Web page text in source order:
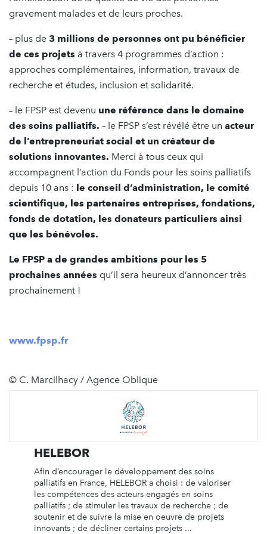
gravement malades et de leurs proches.
– plus de 3 millions de personnes ont pu bénéficier
de ces projets à travers 4 programmes d’action :
approches complémentaires, information, travaux de
recherche et études, inclusion et solidarité.
– le FPSP est devenu une référence dans le domaine
des soins palliatifs. – le FPSP s’est révélé être un acteur
de l’entrepreneuriat social et un créateur de
solutions innovantes. Merci à tous ceux qui
accompagnent l’action du Fonds pour les soins palliatifs
depuis 10 ans : le conseil d’administration, le comité
scientifique, les partenaires entreprises, fondations,
fonds de dotation, les donateurs particuliers ainsi
que les bénévoles.
Le FPSP a de grandes ambitions pour les 5
prochaines années qu’il sera heureux d’annoncer très
prochainement !
www.fpsp.fr
© C. Marcilhacy / Agence Oblique
HELEBOR
Afin d’encourager le développement des soins
palliatifs en France, HELEBOR a choisi : de valoriser
les compétences des acteurs engagés en soins
palliatifs ; de stimuler les travaux de recherche ; de
soutenir et de suivre la mise en oeuvre de projets
innovants ; de décliner certains projets ...